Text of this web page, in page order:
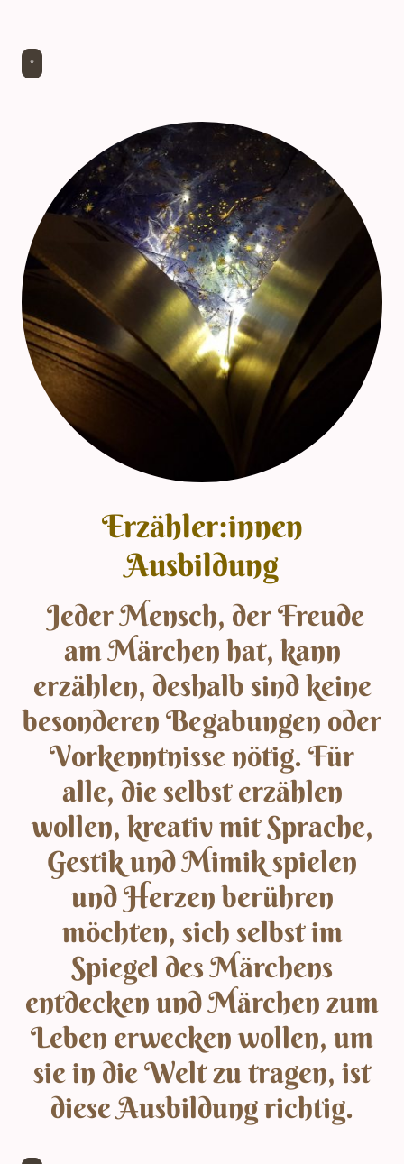
*
Erzähler:innen
Ausbildung
Jeder Mensch, der Freude
am Märchen hat, kann
erzählen, deshalb sind keine
besonderen Begabungen oder
Vorkenntnisse nötig. Für
alle, die selbst erzählen
wollen, kreativ mit Sprache,
Gestik und Mimik spielen
und Herzen berühren
möchten, sich selbst im
Spiegel des Märchens
entdecken und Märchen zum
Leben erwecken wollen, um
sie in die Welt zu tragen, ist
diese Ausbildung richtig.